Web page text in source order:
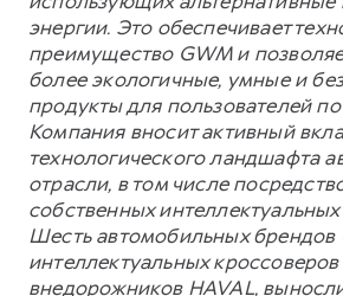
энергии. Это обеспечивает
преимущество GWM и
более экологичные, умные и
продукты для пользователей
Компания вносит активный
технологического ландшафта
отрасли, в том числе
собственных
Шесть автомобильных брендов
интеллектуальных
внедорожников HAVAL,